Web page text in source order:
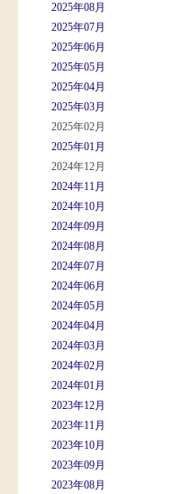
2025年08月
2025年07月
2025年06月
2025年05月
2025年04月
2025年03月
2025年02月
2025年01月
2024年12月
2024年11月
2024年10月
2024年09月
2024年08月
2024年07月
2024年06月
2024年05月
2024年04月
2024年03月
2024年02月
2024年01月
2023年12月
2023年11月
2023年10月
2023年09月
2023年08月